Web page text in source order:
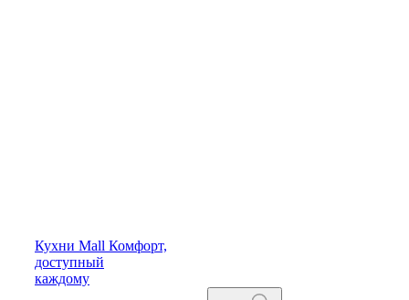
Кухни Mall Комфорт,
доступный
каждому